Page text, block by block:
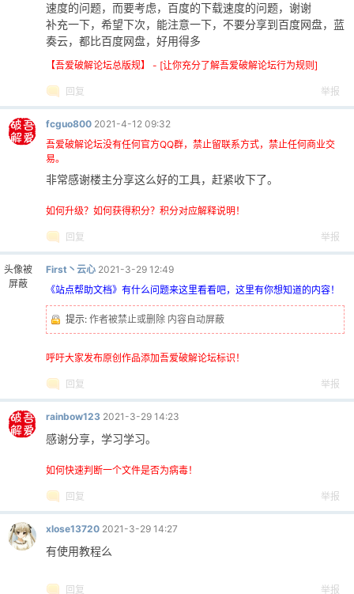
速度的问题，而要考虑，百度的下载速度的问题，谢谢
补充一下，希望下次，能注意一下，不要分享到百度网盘，蓝
奏云，都比百度网盘，好用得多
【吾爱破解论坛总版规】 - [让你充分了解吾爱破解论坛行为规则]
回复 举报
fcguo800 2021-4-12 09:32
吾爱破解论坛没有任何官方QQ群，禁止留联系方式，禁止任何商业交
易。
非常感谢楼主分享这么好的工具，赶紧收下了。
如何升级？如何获得积分？积分对应解释说明！
回复 举报
头像被
屏蔽
First丶云心 2021-3-29 12:49
《站点帮助文档》有什么问题来这里看看吧，这里有你想知道的内容！
提示: 作者被禁止或删除 内容自动屏蔽
呼吁大家发布原创作品添加吾爱破解论坛标识！
回复 举报
rainbow123 2021-3-29 14:23
感谢分享，学习学习。
如何快速判断一个文件是否为病毒！
回复 举报
xlose13720 2021-3-29 14:27
有使用教程么
回复 举报